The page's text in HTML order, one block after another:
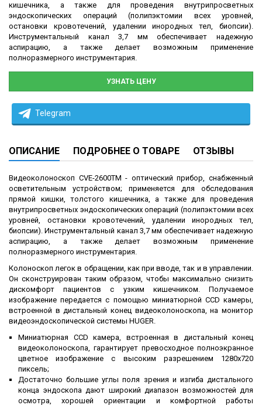
кишечника, а также для проведения внутрипросветных
эндоскопических операций (полипэктомии всех уровней,
остановки кровотечений, удалении инородных тел, биопсии).
Инструментальный канал 3,7 мм обеспечивает надежную
аспирацию, а также делает возможным применение
полноразмерного инструментария.
УЗНАТЬ ЦЕНУ
Telegram
ОПИСАНИЕ ПОДРОБНЕЕ О ТОВАРЕ ОТЗЫВЫ
Видеоколоноскоп CVE-2600TM - оптический прибор, снабженный
осветительным устройством; применяется для обследования
прямой кишки, толстого кишечника, а также для проведения
внутрипросветных эндоскопических операций (полипэктомии всех
уровней, остановки кровотечений, удалении инородных тел,
биопсии). Инструментальный канал 3,7 мм обеспечивает надежную
аспирацию, а также делает возможным применение
полноразмерного инструментария.
Колоноскоп легок в обращении, как при вводе, так и в управлении.
Он сконструирован таким образом, чтобы максимально снизить
дискомфорт пациентов с узким кишечником. Получаемое
изображение передается с помощью миниатюрной CCD камеры,
встроенной в дистальный конец видеоколоноскопа, на монитор
видеоэндоскопической системы HUGER.
Миниатюрная CCD камера, встроенная в дистальный конец
видеоколоноскопа, гарантирует превосходное полноэкранное
цветное изображение с высоким разрешением 1280х720
пиксель;
Достаточно большие углы поля зрения и изгиба дистального
конца эндоскопа дают широкий диапазон возможностей для
осмотра, хорошей ориентации и комфортной работы